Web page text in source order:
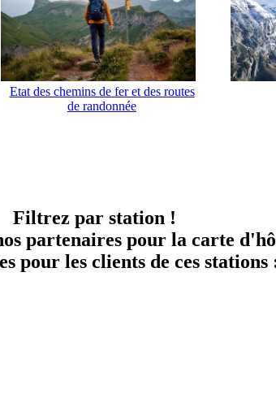
Etat des chemins de fer et des routes
de randonnée
Filtrez par station !
partenaires pour la carte
pour les clients de ces stations